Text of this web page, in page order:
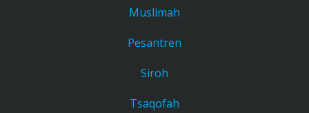
Muslimah
Pesantren
Siroh
Tsaqofah